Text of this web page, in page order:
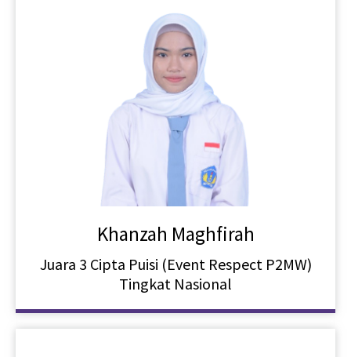
Khanzah Maghfirah
Juara 3 Cipta Puisi (Event Respect P2MW)
Tingkat Nasional